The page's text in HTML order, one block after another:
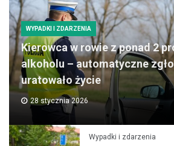
WYPADKI I ZDARZENIA
Kierowca w rowie z ponad 2
alkoholu – automatyczne
uratowało życie
28 stycznia 2026
Wypadki i zdarzenia